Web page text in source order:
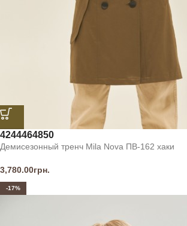
4244464850
Демисезонный тренч Mila Nova ПВ-162 хаки
3,780.00грн.
-17%